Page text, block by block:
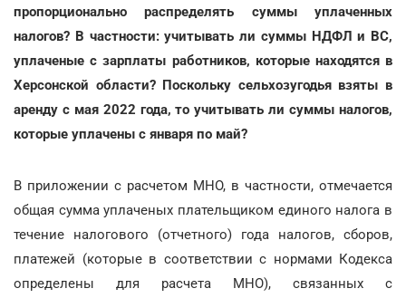
пропорционально распределять суммы уплаченных
налогов? В частности: учитывать ли суммы НДФЛ и ВС,
уплаченые с зарплаты работников, которые находятся в
Херсонской области? Поскольку сельхозугодья взяты в
аренду с мая 2022 года, то учитывать ли суммы налогов,
которые уплачены с января по май?
В приложении с расчетом МНО, в частности, отмечается
общая сумма уплаченых плательщиком единого налога в
течение налогового (отчетного) года налогов, сборов,
платежей (которые в соответствии с нормами Кодекса
определены для расчета МНО), связанных с